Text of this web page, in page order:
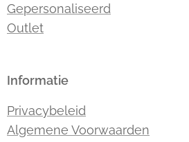
Gepersonaliseerd
Outlet
Informatie
Privacybeleid
Algemene Voorwaarden